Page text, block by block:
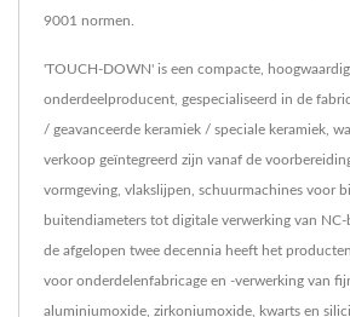
9001 normen.
'TOUCH-DOWN' is een compacte,
onderdeelproducent, gespecialiseerd in de
/ geavanceerde keramiek / speciale keramiek,
verkoop geïntegreerd zijn vanaf de
vormgeving, vlakslijpen, schuurmachines voor
buitendiameters tot digitale verwerking van
de afgelopen twee decennia heeft het
voor onderdelenfabricage en -verwerking van
aluminiumoxide, zirkoniumoxide, kwarts en